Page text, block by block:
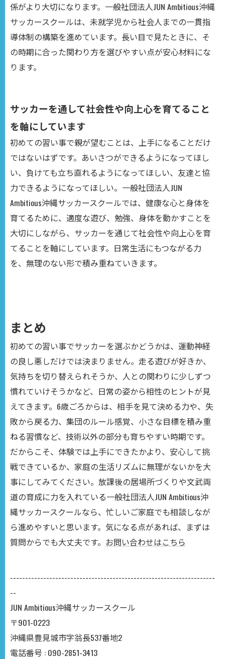
係がより大切になります。一般社団法人JUN Ambitious沖縄
サッカースクールは、未就学児から社会人までの一貫指
導体制の構築を進めています。長い目で見たときに、そ
の時期に合った関わり方を選びやすい点が安心材料にな
ります。
サッカーを通して社会性や向上心を育てること
を軸にしています
初めての習い事で親が望むことは、上手になることだけ
ではないはずです。あいさつができるようになってほし
い、負けても立ち直れるようになってほしい、友達と協
力できるようになってほしい。一般社団法人JUN
Ambitious沖縄サッカースクールでは、健康な心と身体を
育てるために、適度な遊び、勉強、身体を動かすことを
大切にしながら、サッカーを通じて社会性や向上心を育
てることを軸にしています。日常生活にもつながる力
を、無理のない形で積み重ねていきます。
まとめ
初めての習い事でサッカーを選ぶかどうかは、運動神経
の良し悪しだけでは決まりません。走る遊びが好きか、
気持ちを切り替えられそうか、人との関わりに少しずつ
慣れていけそうかなど、日常の姿から相性のヒントが見
えてきます。6歳ごろからは、相手を見て決める力や、失
敗から戻る力、集団のルール感覚、小さな目標を積み重
ねる習慣など、技術以外の部分も育ちやすい時期です。
だからこそ、体験では上手にできたかより、安心して挑
戦できているか、家庭の生活リズムに無理がないかを大
事にしてみてください。放課後の居場所づくりや文武両
道の育成に力を入れている一般社団法人JUN Ambitious沖
縄サッカースクールなら、忙しいご家庭でも相談しなが
ら進めやすいと思います。気になる点があれば、まずは
質問からでも大丈夫です。 お問い合わせはこちら
--------------------------------------------------------------------
--
JUN Ambitious沖縄サッカースクール
〒901-0223
沖縄県豊見城市字翁長537番地2
電話番号 : 090-2851-3413